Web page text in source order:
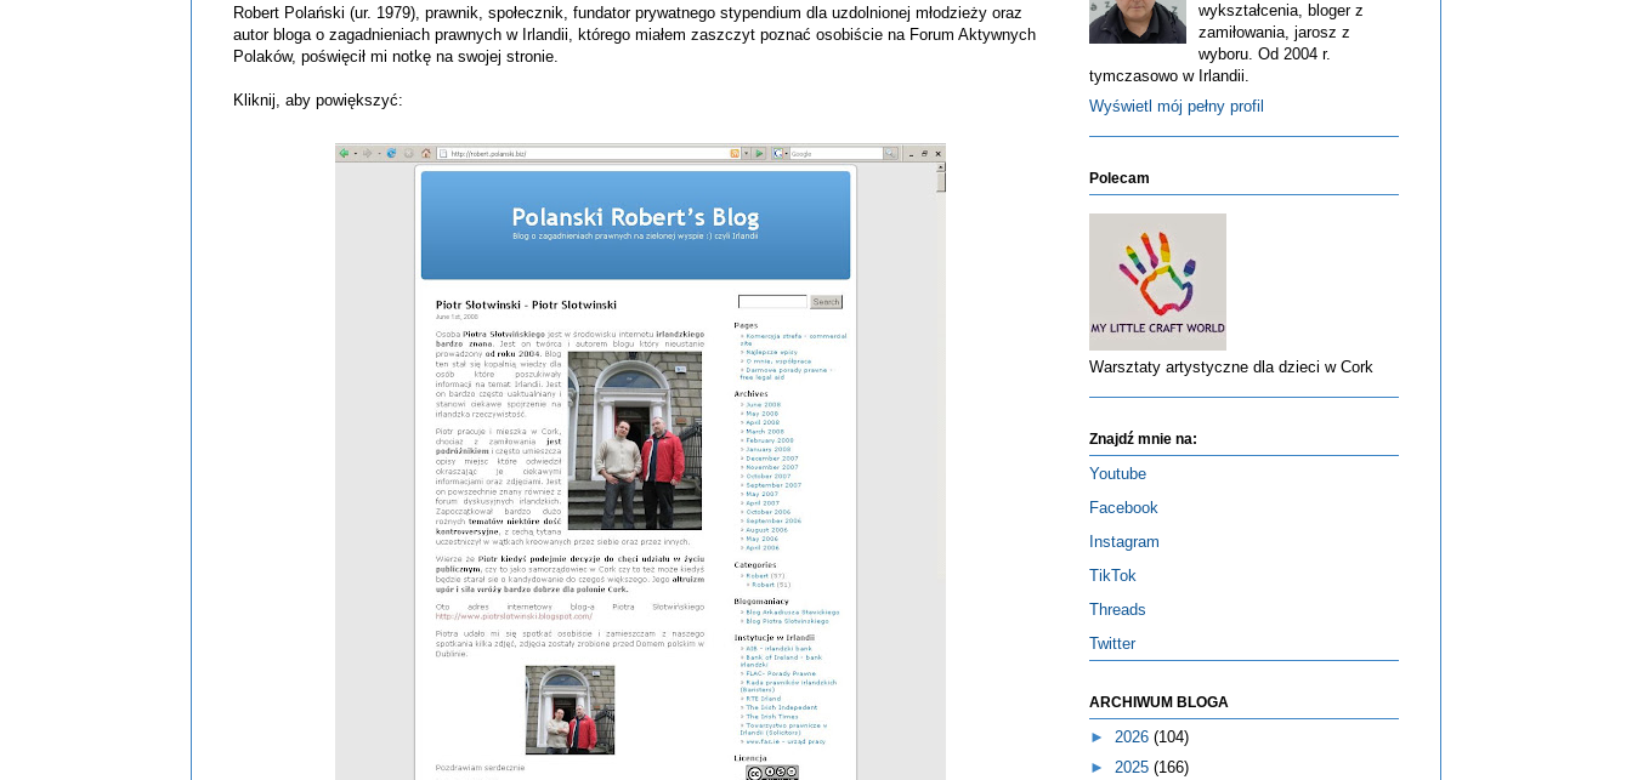
Robert Polański (ur. 1979), prawnik, społecznik, fundator prywatnego stypendium dla uzdolnionej młodzieży oraz
autor bloga o zagadnieniach prawnych w Irlandii, którego miałem zaszczyt poznać osobiście na Forum Aktywnych
Polaków, poświęcił mi notkę na swojej stronie.
Kliknij, aby powiększyć:
wykształcenia, bloger z
zamiłowania, jarosz z
wyboru. Od 2004 r.
tymczasowo w Irlandii.
Wyświetl mój pełny profil
Polecam
Warsztaty artystyczne dla dzieci w Cork
Znajdź mnie na:
Youtube
Facebook
Instagram
TikTok
Threads
Twitter
ARCHIWUM BLOGA
► 2026 (104)
► 2025 (166)